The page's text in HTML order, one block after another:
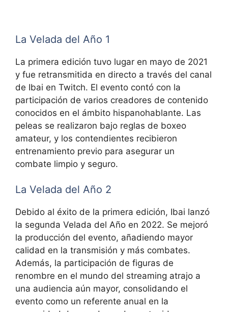
La Velada del Año 1
La primera edición tuvo lugar en mayo de 2021
y fue retransmitida en directo a través del canal
de Ibai en Twitch. El evento contó con la
participación de varios creadores de contenido
conocidos en el ámbito hispanohablante. Las
peleas se realizaron bajo reglas de boxeo
amateur, y los contendientes recibieron
entrenamiento previo para asegurar un
combate limpio y seguro.
La Velada del Año 2
Debido al éxito de la primera edición, Ibai lanzó
la segunda Velada del Año en 2022. Se mejoró
la producción del evento, añadiendo mayor
calidad en la transmisión y más combates.
Además, la participación de figuras de
renombre en el mundo del streaming atrajo a
una audiencia aún mayor, consolidando el
evento como un referente anual en la